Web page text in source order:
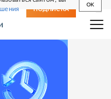
OK
ПОДПИСКА